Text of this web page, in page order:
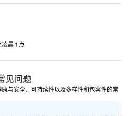
晨 1 点
见问题
与安全、可持续性以及多样性和包容性的常